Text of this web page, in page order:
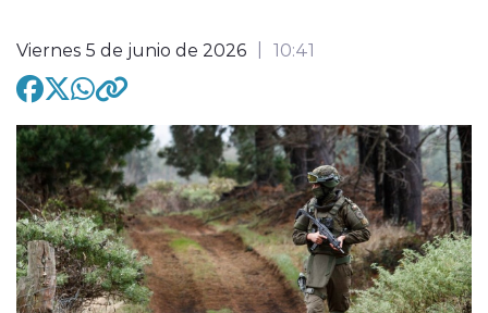
modo claro
Viernes 5 de junio de 2026 10:41